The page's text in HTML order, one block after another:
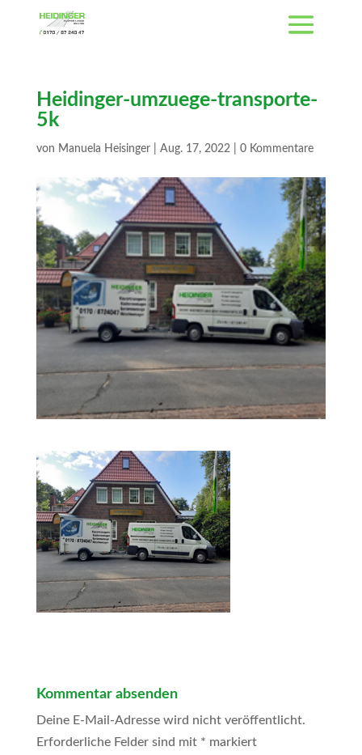
Heidinger-umzuege-transporte-
5k
von Manuela Heisinger| Aug. 17, 2022| 0 Kommentare
Kommentar absenden
Deine E-Mail-Adresse wird nicht veröffentlicht.
Erforderliche Felder sind mit * markiert